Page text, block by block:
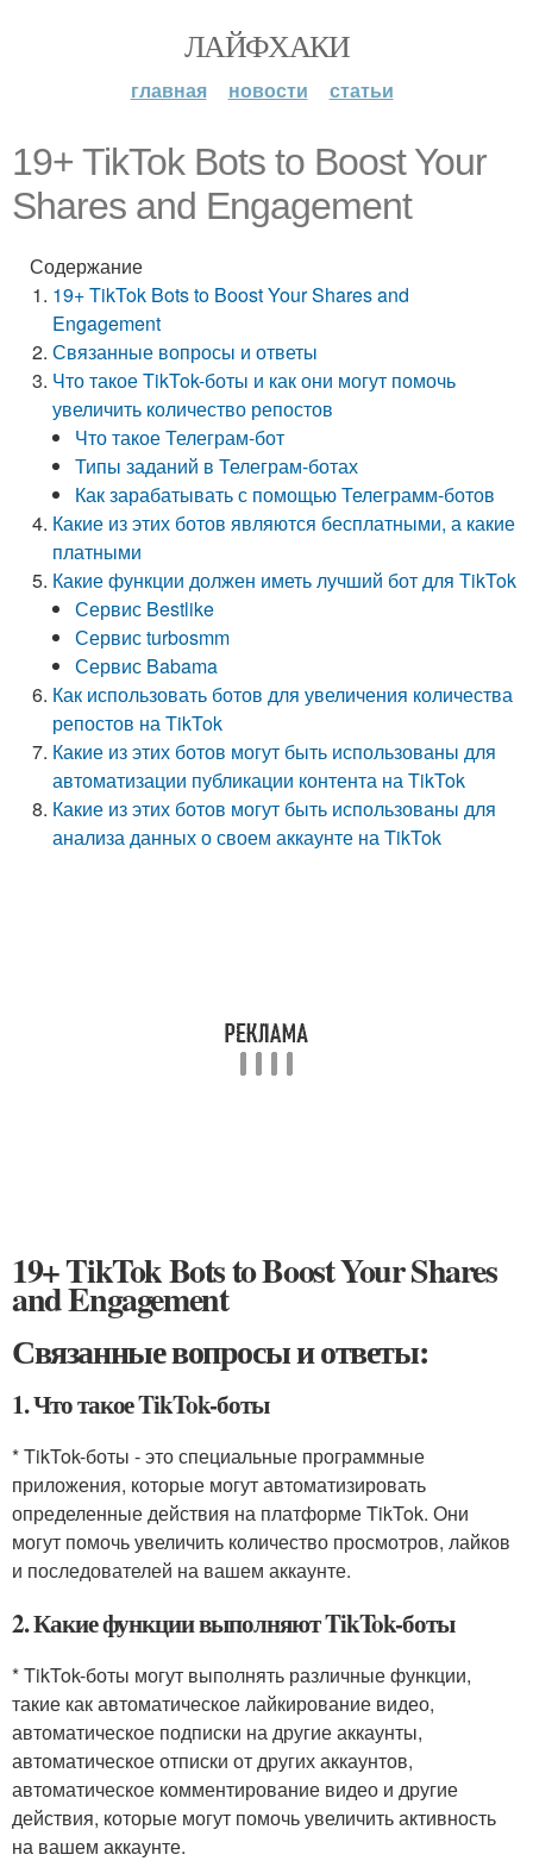
ЛАЙФХАКИ
главная новости статьи
19+ TikTok Bots to Boost Your
Shares and Engagement
Содержание
19+ TikTok Bots to Boost Your Shares and
Engagement
Связанные вопросы и ответы
Что такое TikTok-боты и как они могут помочь
увеличить количество репостов
Что такое Телеграм-бот
Типы заданий в Телеграм-ботах
Как зарабатывать с помощью Телеграмм-ботов
Какие из этих ботов являются бесплатными, а какие
платными
Какие функции должен иметь лучший бот для TikTok
Сервис Bestlike
Сервис turbosmm
Сервис Babama
Как использовать ботов для увеличения количества
репостов на TikTok
Какие из этих ботов могут быть использованы для
автоматизации публикации контента на TikTok
Какие из этих ботов могут быть использованы для
анализа данных о своем аккаунте на TikTok
19+ TikTok Bots to Boost Your Shares
and Engagement
Связанные вопросы и ответы:
1. Что такое TikTok-боты
* TikTok-боты - это специальные программные
приложения, которые могут автоматизировать
определенные действия на платформе TikTok. Они
могут помочь увеличить количество просмотров, лайков
и последователей на вашем аккаунте.
2. Какие функции выполняют TikTok-боты
* TikTok-боты могут выполнять различные функции,
такие как автоматическое лайкирование видео,
автоматическое подписки на другие аккаунты,
автоматическое отписки от других аккаунтов,
автоматическое комментирование видео и другие
действия, которые могут помочь увеличить активность
на вашем аккаунте.